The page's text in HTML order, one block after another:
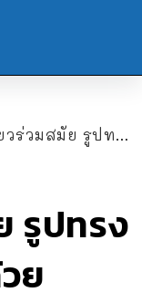
รูปทรงภูมิฐาน ตกแต่งด้วยหินทราย
รูปทรง
ย